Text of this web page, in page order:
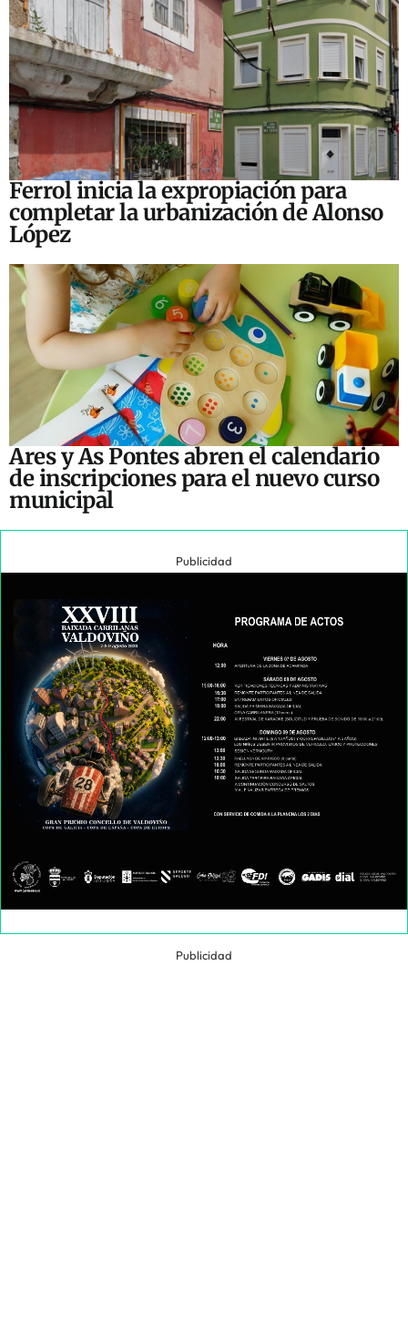
Ferrol inicia la expropiación para
completar la urbanización de Alonso
López
Ares y As Pontes abren el calendario
de inscripciones para el nuevo curso
municipal
Publicidad
Publicidad